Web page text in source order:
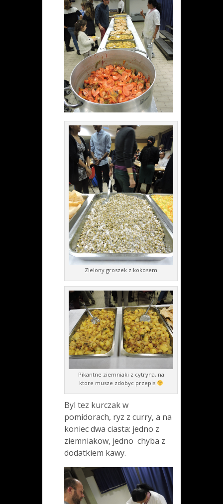
Zielony groszek z kokosem
Pikantne ziemniaki z cytryna, na
ktore musze zdobyc przepis
Byl tez kurczak w
pomidorach, ryz z curry, a na
koniec dwa ciasta: jedno z
ziemniakow, jedno chyba z
dodatkiem kawy.